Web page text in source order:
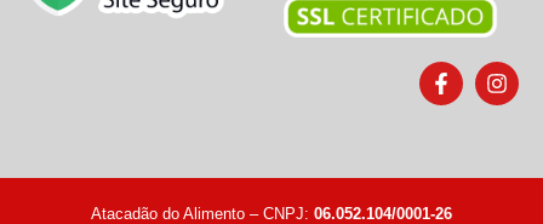
Atacadão do Alimento – CNPJ: 06.052.104/0001-26